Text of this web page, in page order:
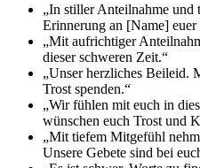
„In stiller Anteilnahme
Erinnerung an [Name] euer
„Mit aufrichtiger
dieser schweren Zeit.“
„Unser herzliches Beileid.
Trost spenden.“
„Wir fühlen mit euch in
wünschen euch Trost und
„Mit tiefem Mitgefühl
Unsere Gebete sind bei